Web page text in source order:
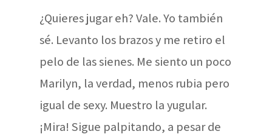
¿Quieres jugar eh? Vale. Yo también
sé. Levanto los brazos y me retiro el
pelo de las sienes. Me siento un poco
Marilyn, la verdad, menos rubia pero
igual de sexy. Muestro la yugular.
¡Mira! Sigue palpitando, a pesar de